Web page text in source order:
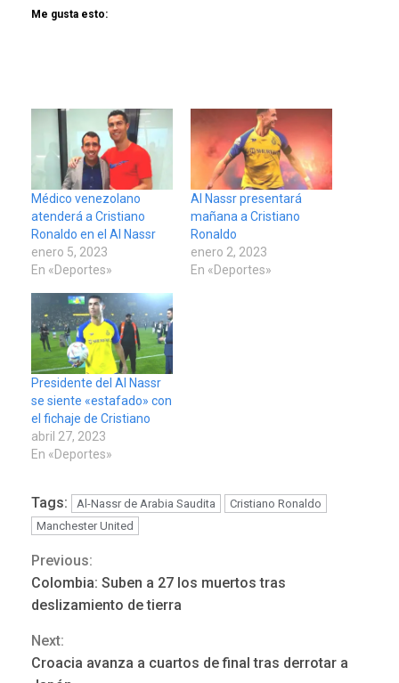
Me gusta esto:
Médico venezolano
atenderá a Cristiano
Ronaldo en el Al Nassr
enero 5, 2023
En «Deportes»
Al Nassr presentará
mañana a Cristiano
Ronaldo
enero 2, 2023
En «Deportes»
Presidente del Al Nassr
se siente «estafado» con
el fichaje de Cristiano
abril 27, 2023
En «Deportes»
Tags: Al-Nassr de Arabia Saudita
Cristiano Ronaldo
Manchester United
Continue
Reading
Previous:
Colombia: Suben a 27 los muertos tras
deslizamiento de tierra
Next:
Croacia avanza a cuartos de final tras derrotar a
ÚLTIMA HORA